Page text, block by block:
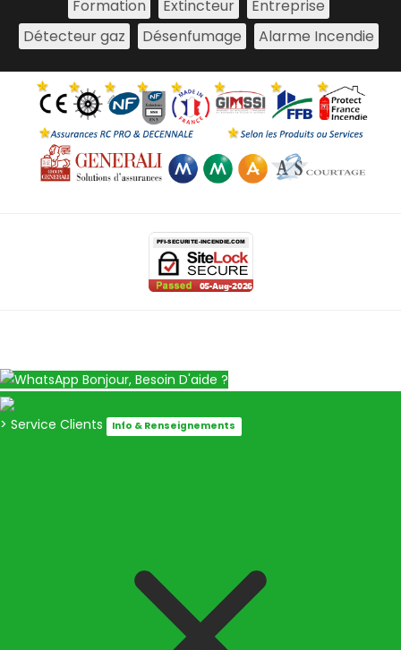
Formation
Extincteur
Entreprise
Détecteur gaz
Désenfumage Alarme Incendie
Bonjour, Besoin D'aide ?
> Service Clients Info & Renseignements